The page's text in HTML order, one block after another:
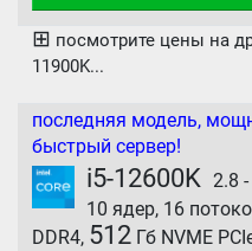
⊞ посмотрите цены на
11900K...
последняя модель,
быстрый сервер!
i5-12600K
2.8
10 ядер, 16
DDR4, 512 Гб NVME